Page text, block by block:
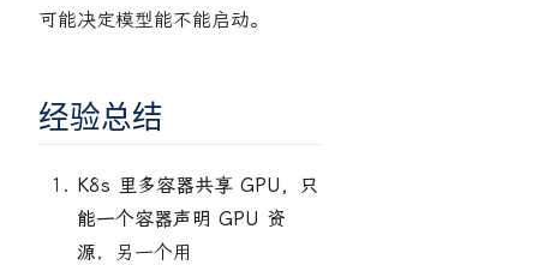
可能决定模型能不能启动。
经验总结
K8s 里多容器共享 GPU，只
能一个容器声明 GPU 资
源，另一个用